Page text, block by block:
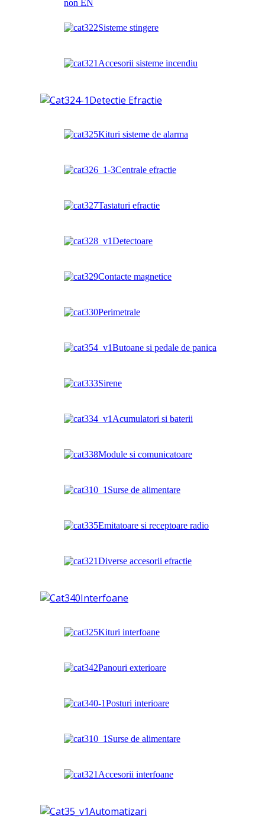
non EN
Sisteme stingere
Accesorii sisteme incendiu
Detectie Efractie
Kituri sisteme de alarma
Centrale efractie
Tastaturi efractie
Detectoare
Contacte magnetice
Perimetrale
Butoane si pedale de panica
Sirene
Acumulatori si baterii
Module si comunicatoare
Surse de alimentare
Emitatoare si receptoare radio
Diverse accesorii efractie
Interfoane
Kituri interfoane
Panouri exterioare
Posturi interioare
Surse de alimentare
Accesorii interfoane
Automatizari